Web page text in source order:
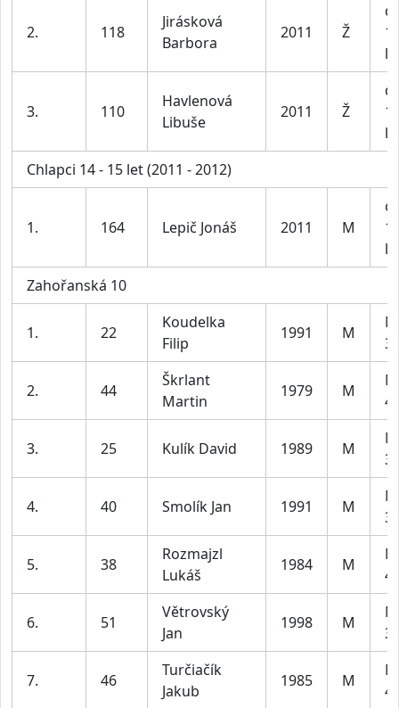
2. 118
Jirásková
Barbora
2011 Ž
3. 110
Havlenová
Libuše
2011 Ž
Chlapci 14 - 15 let (2011 - 2012)
1. 164 Lepič Jonáš 2011 M
Zahořanská 10
1. 22
Koudelka
Filip
1991 M
2. 44
Škrlant
Martin
1979 M
3. 25 Kulík David 1989 M
4. 40 Smolík Jan 1991 M
5. 38
Rozmajzl
Lukáš
1984 M
6. 51
Větrovský
Jan
1998 M
7. 46
Turčiačík
Jakub
1985 M